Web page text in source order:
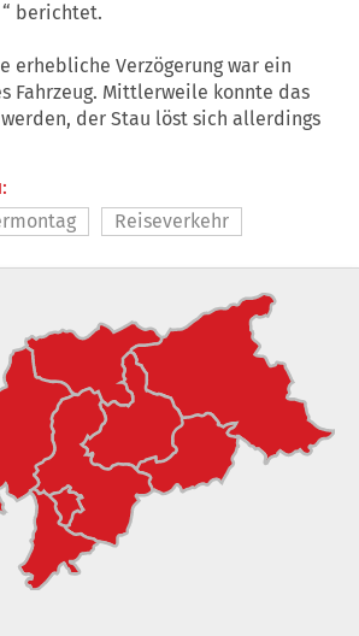
“ berichtet.
erhebliche Verzögerung war ein
Fahrzeug. Mittlerweile konnte das
der Stau löst sich allerdings
Reiseverkehr